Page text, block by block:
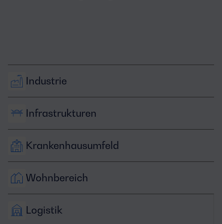
Industrie
Infrastrukturen
Krankenhausumfeld
Wohnbereich
Logistik